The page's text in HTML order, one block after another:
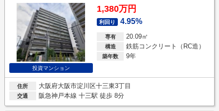
投資マンション
1,380万円
利回り 4.95%
専有 20.09㎡
構造 鉄筋コンクリート（RC造）
築年数 9年
住所 大阪府大阪市淀川区十三東3丁目
交通 阪急神戸本線 十三駅 徒歩 8分